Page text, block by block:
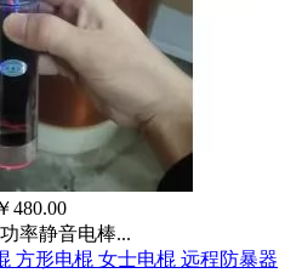
￥480.00
率静音电棒...
方形电棍 女士电棍 远程防暴器